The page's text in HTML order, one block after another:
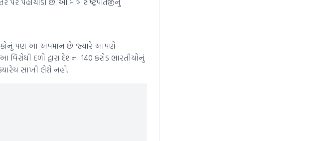
પણ આ અપમાન છે. જ્યારે આપણે
દળો દ્વારા દેશના 140 કરોડ ભારતીયોનું
સાખી લેશે નહીં.